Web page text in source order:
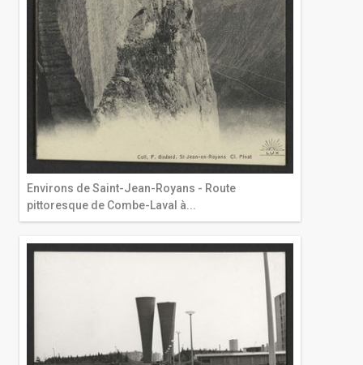
Environs de Saint-Jean-Royans - Route
pittoresque de Combe-Laval à...